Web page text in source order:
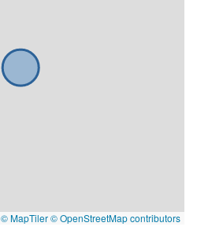
© MapTiler© OpenStreetMap contributors